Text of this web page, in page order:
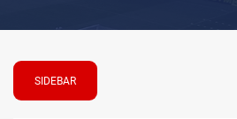
SIDEBAR